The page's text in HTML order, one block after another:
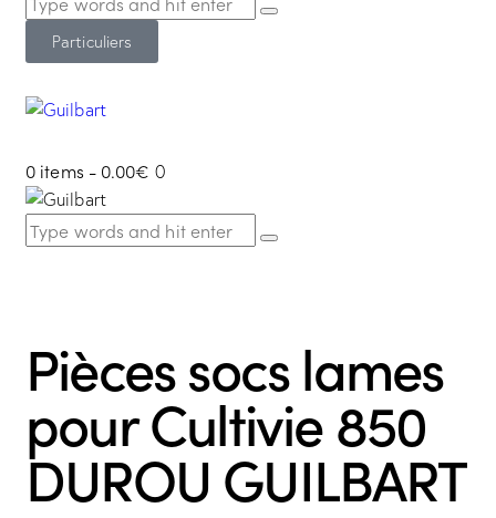
Particuliers
0 items - 0.00€ 0
Pièces socs lames
pour Cultivie 850
DUROU GUILBART